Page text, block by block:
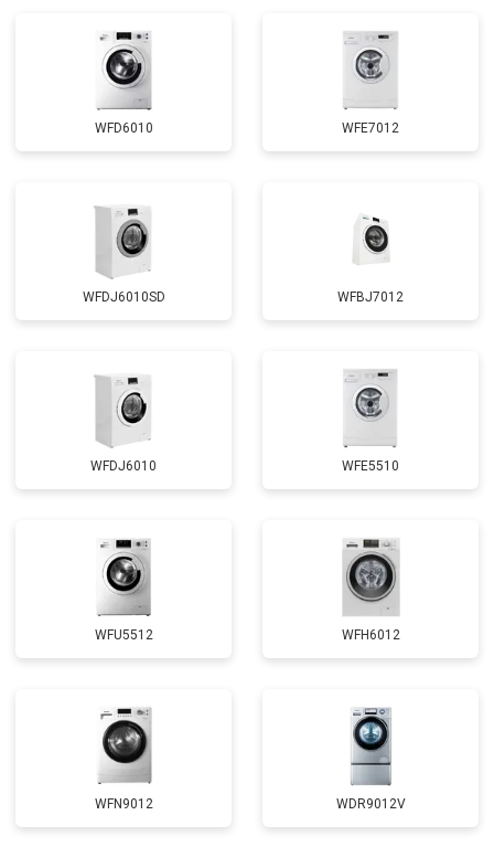
Замена циркуляционного насоса от 3800 ₽
WFD6010 WFE7012
WFDJ6010SD WFBJ7012
WFDJ6010 WFE5510
WFU5512 WFH6012
WFN9012 WDR9012V